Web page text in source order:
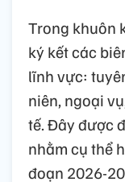
Trong khuôn
ký kết các
lĩnh vực:
niên, ngoại
tế. Đây được
nhằm cụ thể
đoạn 2026-